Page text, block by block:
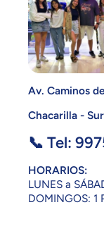
Av. Caminos
Chacarilla -
📞 Tel:
HORARIOS:
LUNES a
DOMINGOS: 1